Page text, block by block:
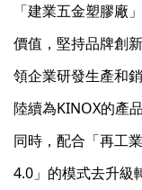
「建業五金塑膠廠
價值，堅持品牌創
領企業研發生產和
陸續為KINOX的產
同時，配合「再工
4.0」的模式去升級